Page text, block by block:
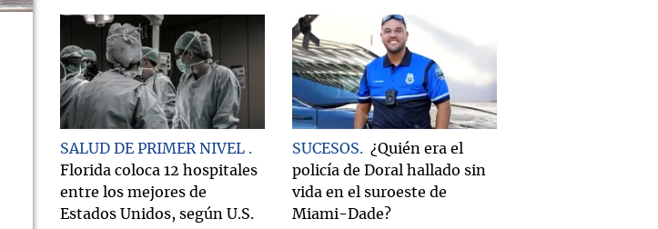
SALUD DE PRIMER NIVEL
Florida coloca 12 hospitales
entre los mejores de
Estados Unidos, según U.S.
SUCESOS
¿Quién era el
policía de Doral hallado sin
vida en el suroeste de
Miami-Dade?